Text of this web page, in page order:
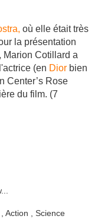
où elle était très
la présentation
Marion Cotillard a
(en Dior bien
Center’s Rose
du film. (7
...
Action
Science